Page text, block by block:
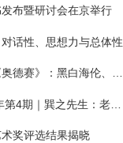
发布暨研讨会在京举行
话性、思想力与总体性
海伦、佩涅罗佩的别针与神秘入侵者
巽之先生：老兵朱向前侧记三题
奖评选结果揭晓